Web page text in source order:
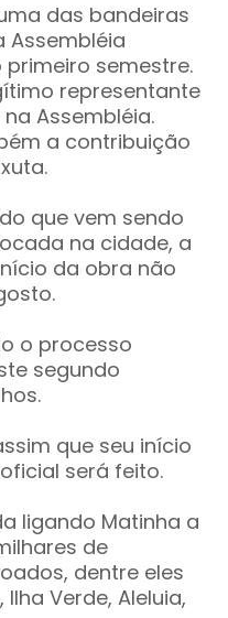
das bandeiras
Assembléia
semestre.
representante
Assembléia.
a contribuição
que vem sendo
na cidade, a
da obra não
o processo
segundo
que seu início
será feito.
ligando Matinha a
de
dentre eles
Verde, Aleluia,